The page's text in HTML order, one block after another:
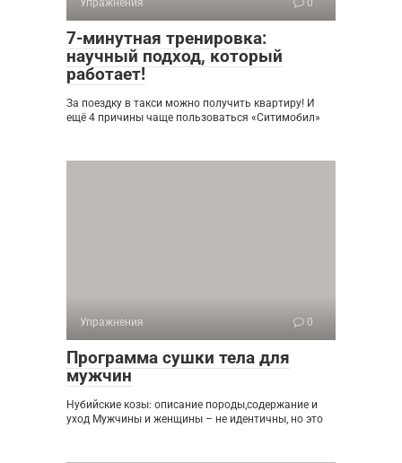
Упражнения 0
7-минутная тренировка:
научный подход, который
работает!
За поездку в такси можно получить квартиру! И
ещё 4 причины чаще пользоваться «Ситимобил»
Упражнения 0
Программа сушки тела для
мужчин
Нубийские козы: описание породы,содержание и
уход Мужчины и женщины – не идентичны, но это